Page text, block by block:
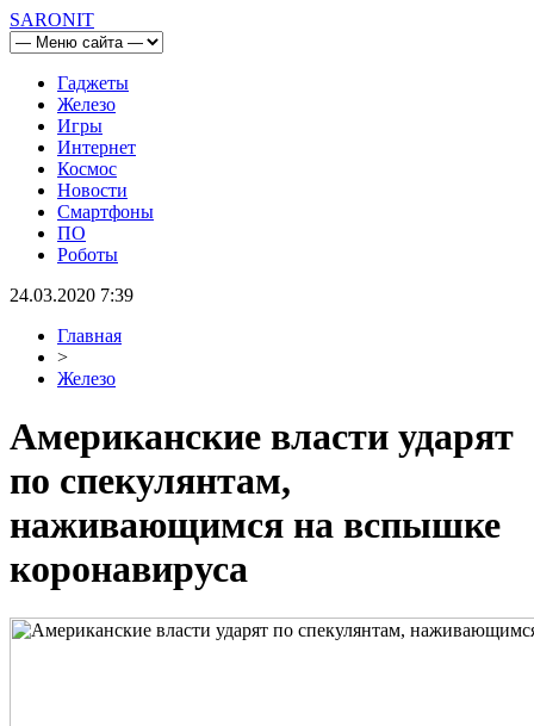
SARONIT
Гаджеты
Железо
Игры
Интернет
Космос
Новости
Смартфоны
ПО
Роботы
24.03.2020 7:39
Главная
>
Железо
Американские власти ударят
по спекулянтам,
наживающимся на вспышке
коронавируса